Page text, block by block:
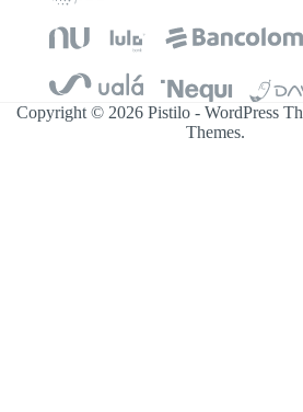
Copyright © 2026 Pistilo - WordPress
Themes.